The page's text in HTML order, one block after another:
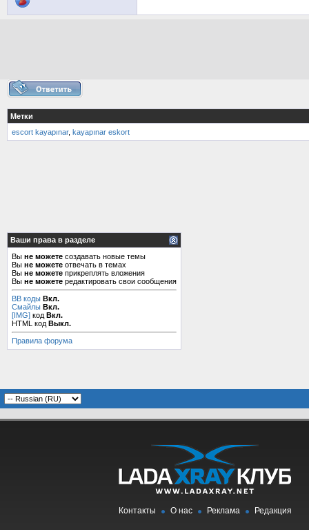
Метки
escort kayapınar, kayapınar eskort
Ваши права в разделе
Вы не можете создавать новые темы
Вы не можете отвечать в темах
Вы не можете прикреплять вложения
Вы не можете редактировать свои сообщения
BB коды Вкл.
Смайлы Вкл.
[IMG] код Вкл.
HTML код Выкл.
Правила форума
Контакты О нас Реклама Редакция